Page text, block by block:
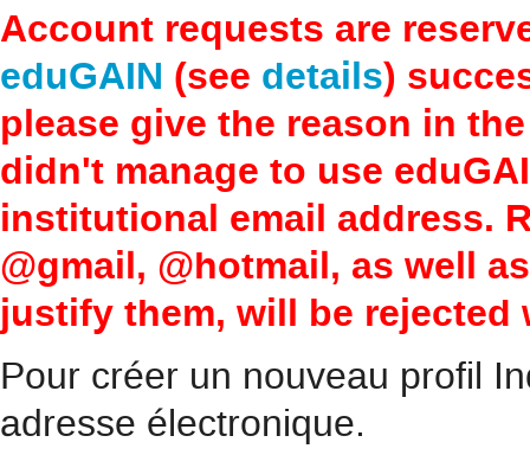
Account requests are
eduGAIN (see details)
please give the reason in
didn't manage to use
institutional email address.
@gmail, @hotmail, as well
justify them, will be
Pour créer un nouveau profil
adresse électronique.